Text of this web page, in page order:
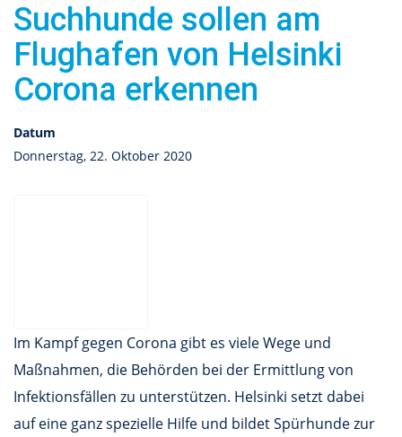
Suchhunde sollen am
Flughafen von Helsinki
Corona erkennen
Datum
Donnerstag, 22. Oktober 2020
Im Kampf gegen Corona gibt es viele Wege und
Maßnahmen, die Behörden bei der Ermittlung von
Infektionsfällen zu unterstützen. Helsinki setzt dabei
auf eine ganz spezielle Hilfe und bildet Spürhunde zur